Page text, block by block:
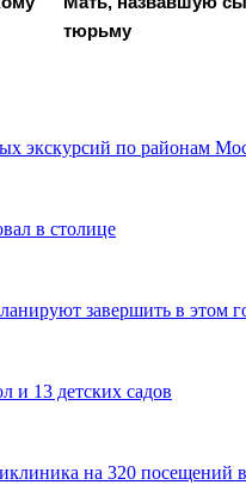
тюрьму
экскурсий по районам
в столице
завершить в этом
и 13 детских садов
на 320 посещений